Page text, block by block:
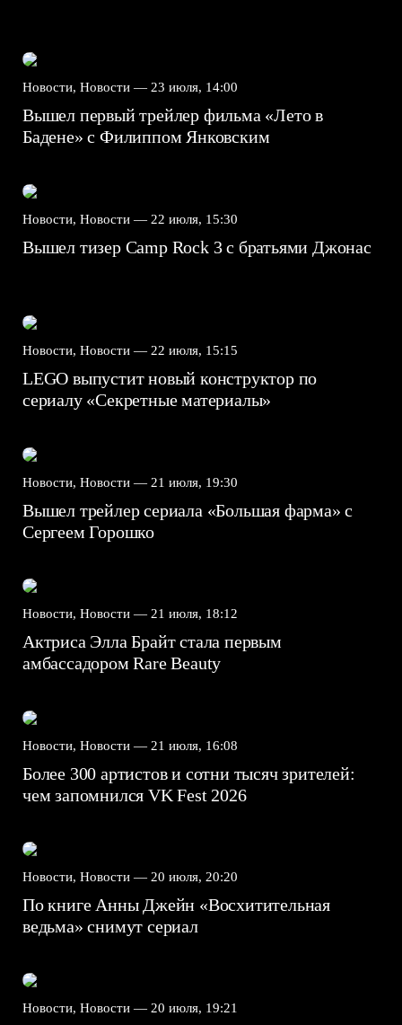
Новости, Новости — 23 июля, 14:00
Вышел первый трейлер фильма «Лето в
Бадене» с Филиппом Янковским
Новости, Новости — 22 июля, 15:30
Вышел тизер Camp Rock 3 с братьями Джонас
Новости, Новости — 22 июля, 15:15
LEGO выпустит новый конструктор по
сериалу «Секретные материалы»
Новости, Новости — 21 июля, 19:30
Вышел трейлер сериала «Большая фарма» с
Сергеем Горошко
Новости, Новости — 21 июля, 18:12
Актриса Элла Брайт стала первым
амбассадором Rare Beauty
Новости, Новости — 21 июля, 16:08
Более 300 артистов и сотни тысяч зрителей:
чем запомнился VK Fest 2026
Новости, Новости — 20 июля, 20:20
По книге Анны Джейн «Восхитительная
ведьма» снимут сериал
Новости, Новости — 20 июля, 19:21